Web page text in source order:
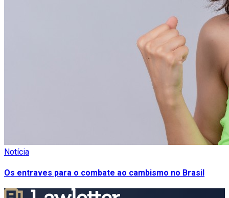
Notícia
Os entraves para o combate ao cambismo no Brasil